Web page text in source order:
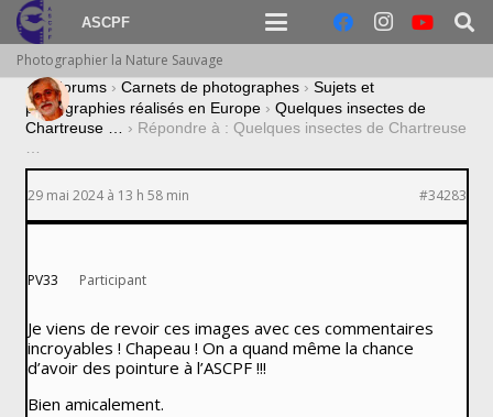
ASCPF
Photographier la Nature Sauvage
› Forums › Carnets de photographes › Sujets et
photographies réalisés en Europe › Quelques insectes de
Chartreuse … › Répondre à : Quelques insectes de Chartreuse
…
29 mai 2024 à 13 h 58 min #34283
PV33 Participant
Je viens de revoir ces images avec ces commentaires
incroyables ! Chapeau ! On a quand même la chance
d’avoir des pointure à l’ASCPF !!!
Bien amicalement.